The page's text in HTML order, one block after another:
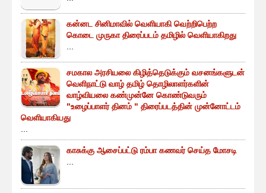
கன்னட சினிமாவில் வெளியாகி வெற்றிபெற்ற
கொடை முருகா திரைப்படம் தமிழில் வெளியாகிறது
சமகால அரசியலை கிழித்தெடுக்கும் வசனங்களுடன்
வெளிநாட்டு வாழ் தமிழ் தொழிலாளர்களின்
வாழ்வியலை கண்முன்னே கொண்டுவரும்
"உழைப்பாளர் தினம் " திரைப்படத்தின் முன்னோட்டம்
வெளியாகியது
காசுக்கு ஆசைப்பட்டு ரம்பா கணவர் செய்த மோசடி